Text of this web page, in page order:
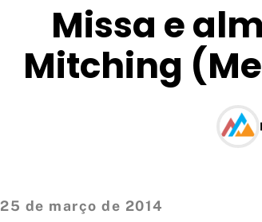
Missa e
Mitching
25 de março de 2014